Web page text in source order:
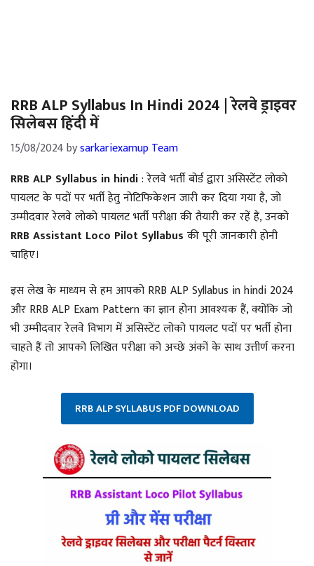
RRB ALP Syllabus In Hindi 2024 | रेलवे ड्राइवर
सिलेबस हिंदी में
15/08/2024bysarkariexamup Team
RRB ALP Syllabus in hindi: रेलवे भर्ती बोर्ड द्वारा असिस्टेंट लोको
पायलट के पदों पर भर्ती हेतु नोटिफिकेशन जारी कर दिया गया है, जो
उम्मीदवार रेलवे लोको पायलट भर्ती परीक्षा की तैयारी कर रहें हैं, उनको
RRB Assistant Loco Pilot Syllabus की पूरी जानकारी होनी
चाहिए।
इस लेख के माध्यम से हम आपको RRB ALP Syllabus in hindi 2024
और RRB ALP Exam Pattern का ज्ञान होना आवश्यक हैं, क्योंकि जो
भी उम्मीदवार रेलवे विभाग में असिस्टेंट लोको पायलट पदों पर भर्ती होना
चाहते हैं तो आपको लिखित परीक्षा को अच्छे अंकों के साथ उत्तीर्ण करना
होगा।
RRB ALP SYLLABUS PDF DOWNLOAD